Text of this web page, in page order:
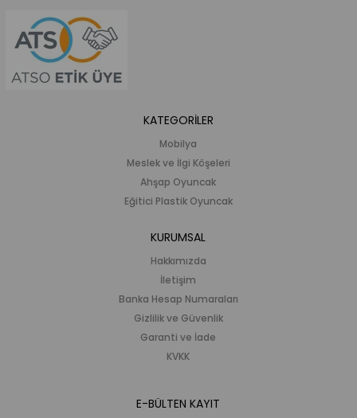
KATEGORİLER
Mobilya
Meslek ve İlgi Köşeleri
Ahşap Oyuncak
Eğitici Plastik Oyuncak
KURUMSAL
Hakkımızda
İletişim
Banka Hesap Numaraları
Gizlilik ve Güvenlik
Garanti ve İade
KVKK
E-BÜLTEN KAYIT